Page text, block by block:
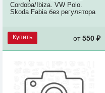
Cordoba/Ibiza. VW Polo.
Skoda Fabia без регулятора
Купить от550 ₽